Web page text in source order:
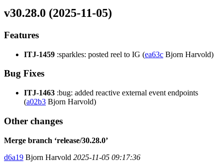
v30.28.0 (2025-11-05)
Features
ITJ-1459 :sparkles: posted reel to IG (ea63c Bjorn Harvold)
Bug Fixes
ITJ-1463 :bug: added reactive external event endpoints
(a02b3 Bjorn Harvold)
Other changes
Merge branch ‘release/30.28.0’
d6a19 Bjorn Harvold 2025-11-05 09:17:36